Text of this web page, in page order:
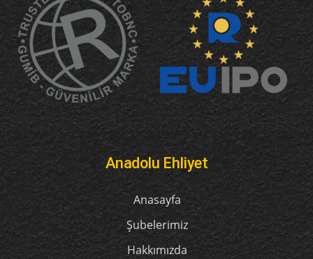
Anadolu Ehliyet
Anasayfa
Şubelerimiz
Hakkımızda